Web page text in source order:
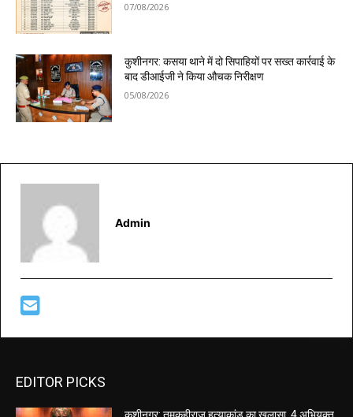
07/08/2026
कुशीनगर: कसया थाने में दो सिपाहियों पर सख्त कार्रवाई के
बाद डीआईजी ने किया औचक निरीक्षण
05/08/2026
Admin
EDITOR PICKS
कुशीनगर: तमकुहीराज हत्याकांड का खुलासा, 4 अभियुक्त